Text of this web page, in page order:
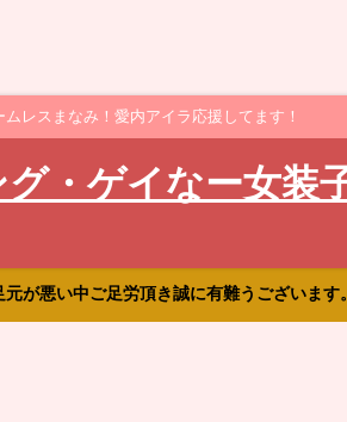
レスまなみ！愛内アイラ応援してます！
・ゲイなー女装
が悪い中ご足労頂き誠に有難うございます。